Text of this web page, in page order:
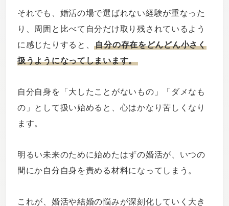
それでも、婚活の場で選ばれない経験が重なった
り、周囲と比べて自分だけ取り残されているよう
に感じたりすると、自分の存在をどんどん小さく
扱うようになってしまいます。
自分自身を「大したことがないもの」「ダメなも
の」として扱い始めると、心はかなり苦しくなり
ます。
明るい未来のために始めたはずの婚活が、いつの
間にか自分自身を責める材料になってしまう。
これが、婚活や結婚の悩みが深刻化していく大き